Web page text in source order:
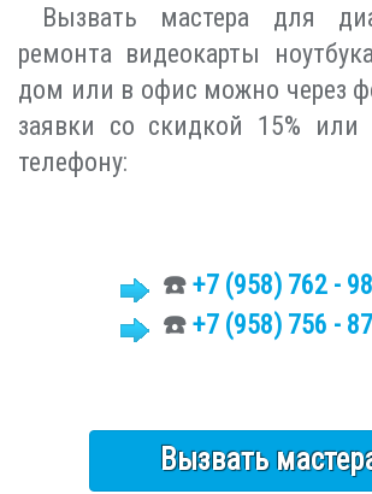
Вызвать мастера для
ремонта видеокарты
дом или в офис можно через
заявки со скидкой 15% или
телефону:
☎️ +7 (958) 762 -
☎️ +7 (958) 756 -
Вызвать